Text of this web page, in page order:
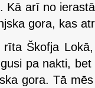
Kā arī no
gora, kas
Škofja
pa nakti,
gora. Tā